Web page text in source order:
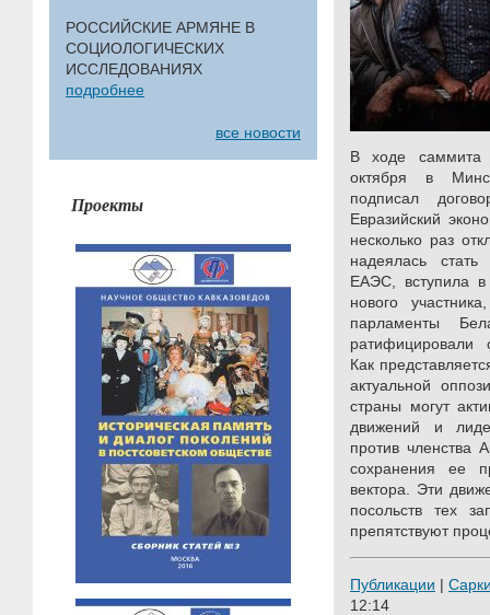
РОССИЙСКИЕ АРМЯНЕ В
СОЦИОЛОГИЧЕСКИХ
ИССЛЕДОВАНИЯХ
подробнее
все новости
Проекты
В ходе саммита
октября в
подписал
Евразийский
несколько раз
надеялась стать
ЕАЭС, вступила
нового
парламенты
ратифицировали
Как
актуальной
страны могут
движений и
против членства
сохранения ее
вектора. Эти
посольств тех
препятствуют
Публикации |
12:14